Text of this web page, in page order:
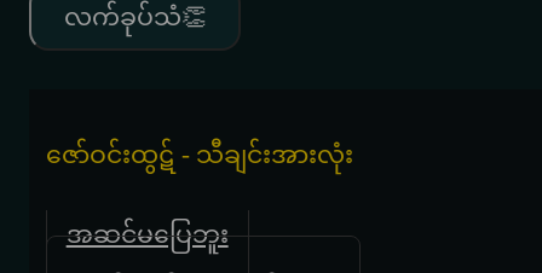
လက်ခုပ်သံ👏
‌ဇော်ဝင်းထွဋ် - သီချင်းအားလုံး
အဆင်မပြေဘူး